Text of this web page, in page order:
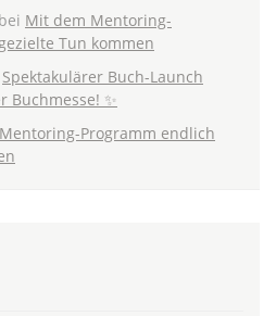
bei Mit dem Mentoring-
Tun kommen
Spektakulärer Buch-Launch
Buchmesse! ✨
Programm endlich